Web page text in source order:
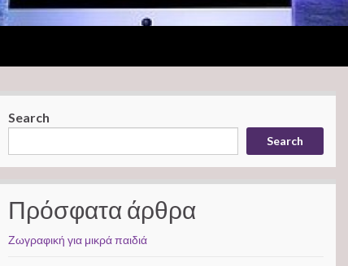
Search
Search
Πρόσφατα άρθρα
Ζωγραφική για μικρά παιδιά